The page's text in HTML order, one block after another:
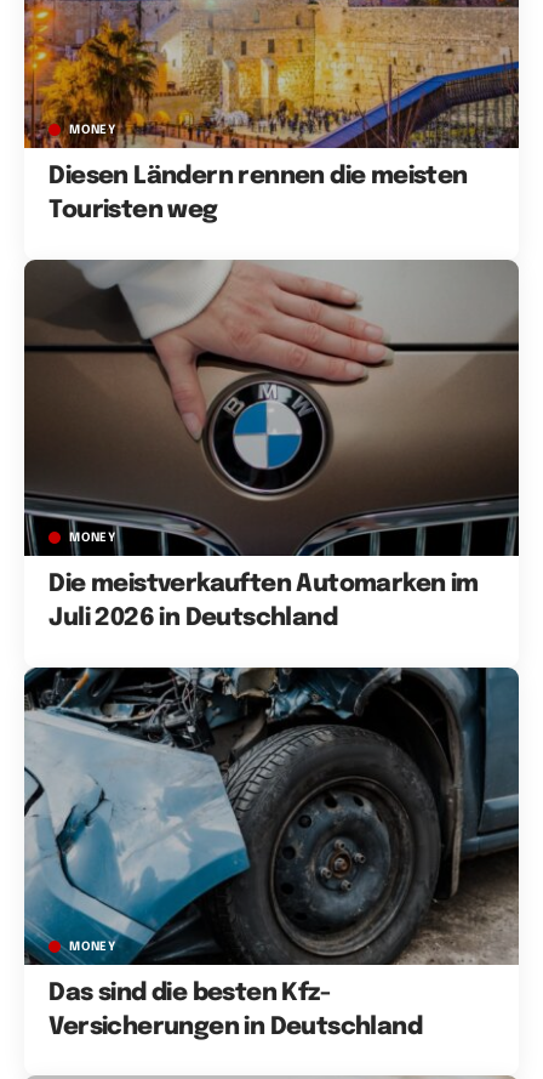
MONEY
Diesen Ländern rennen die meisten
Touristen weg
MONEY
Die meistverkauften Automarken im
Juli 2026 in Deutschland
MONEY
Das sind die besten Kfz-
Versicherungen in Deutschland